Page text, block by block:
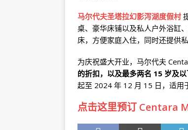
马尔代夫圣塔拉幻影泻湖度假村
桌、豪华床铺以及私人户外浴缸
床，方便家庭入住，同时还提供
为庆祝盛大开业，马尔代夫
的折扣，以及最多两名 15 岁及
起至 2024 年 12 月 15 日，适用
点击这里预订 Centara